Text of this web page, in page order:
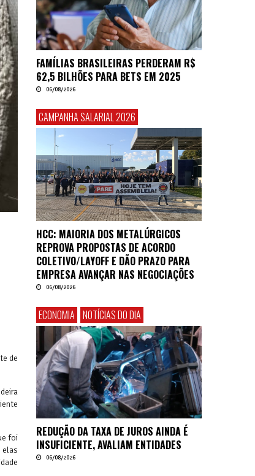
de
foi
FAMÍLIAS BRASILEIRAS PERDERAM R$
62,5 BILHÕES PARA BETS EM 2025
06/08/2026
CAMPANHA SALARIAL 2026
HCC: MAIORIA DOS METALÚRGICOS
REPROVA PROPOSTAS DE ACORDO
COLETIVO/LAYOFF E DÃO PRAZO PARA
EMPRESA AVANÇAR NAS NEGOCIAÇÕES
06/08/2026
ECONOMIA NOTÍCIAS DO DIA
REDUÇÃO DA TAXA DE JUROS AINDA É
INSUFICIENTE, AVALIAM ENTIDADES
06/08/2026